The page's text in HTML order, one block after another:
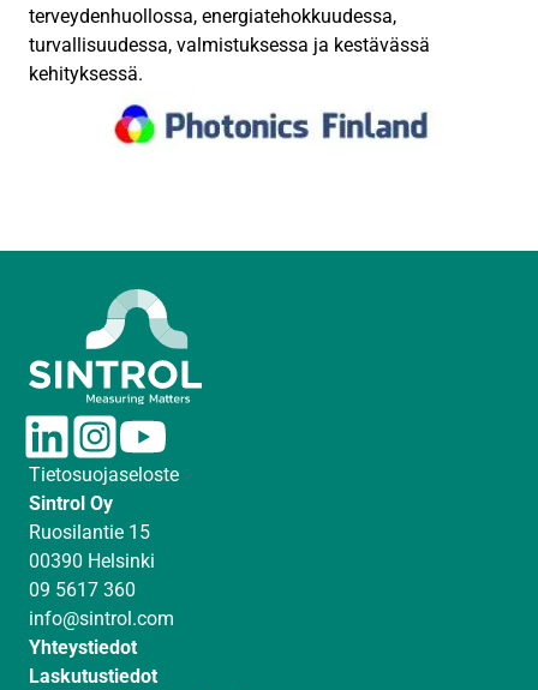
terveydenhuollossa, energiatehokkuudessa,
turvallisuudessa, valmistuksessa ja kestävässä
kehityksessä.
L
i
n
k
e
d
I
n
I
n
s
a
g
r
a
m
u
Tietosuojaseloste
Sintrol Oy
Ruosilantie 15
00390 Helsinki
09 5617 360
info@sintrol.com
Yhteystiedot
Laskutustiedot